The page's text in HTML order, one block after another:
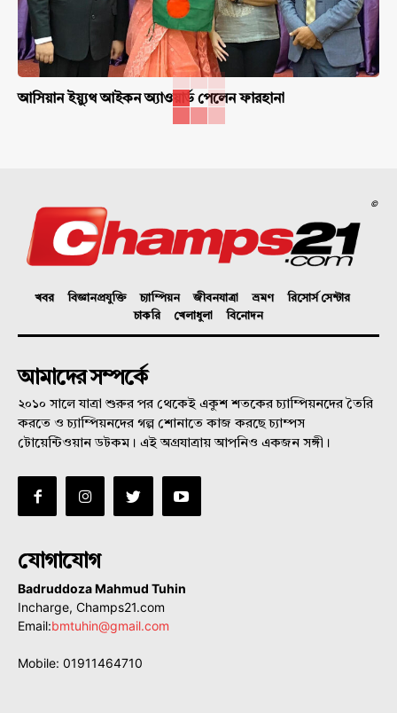
আসিয়ান ইয়্যুথ আইকন অ্যাওয়ার্ড পেলেন ফারহানা
©
খবর বিজ্ঞানপ্রযুক্তি চ্যাম্পিয়ন জীবনযাত্রা ভ্রমণ
রিসোর্স সেন্টার
চাকরি
খেলাধুলা বিনোদন
আমাদের সম্পর্কে
২০১০ সালে যাত্রা শুরুর পর থেকেই একুশ শতকের চ্যাম্পিয়নদের তৈরি
করতে ও চ্যাম্পিয়নদের গল্প শোনাতে কাজ করছে চ্যাম্পস
টোয়েন্টিওয়ান ডটকম। এই অগ্রযাত্রায় আপনিও একজন সঙ্গী।
যোগাযোগ
Badruddoza Mahmud Tuhin
Incharge, Champs21.com
Email:bmtuhin@gmail.com
Mobile: 01911464710